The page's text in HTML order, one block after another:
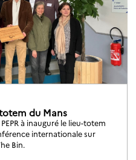
du Mans
à inauguré le lieu-totem
internationale sur
Bin.